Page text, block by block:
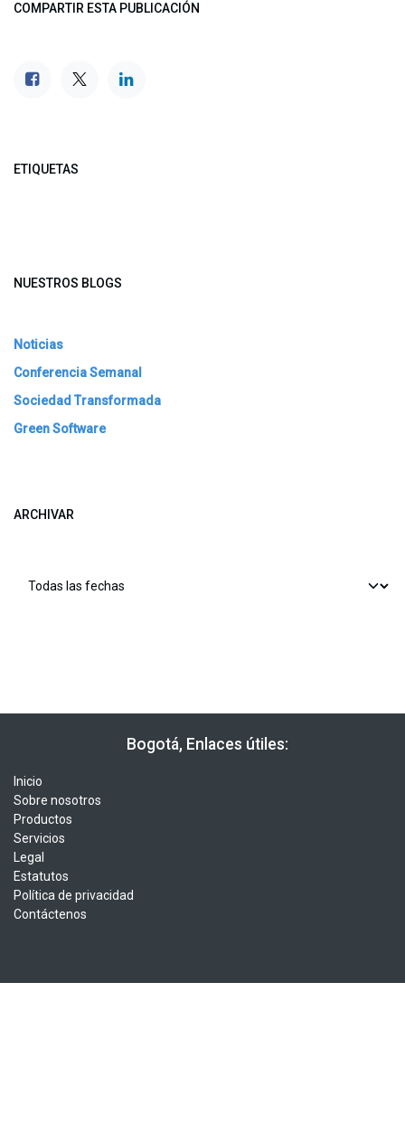
COMPARTIR ESTA PUBLICACIÓN
ETIQUETAS
NUESTROS BLOGS
Noticias
Conferencia Semanal
Sociedad Transformada
Green Software
ARCHIVAR
​​ Bogotá, Enlaces útiles:
Inicio
Sobre nosotros
Productos
Servicios
Legal
Estatutos
Política de privacidad
Contáctenos